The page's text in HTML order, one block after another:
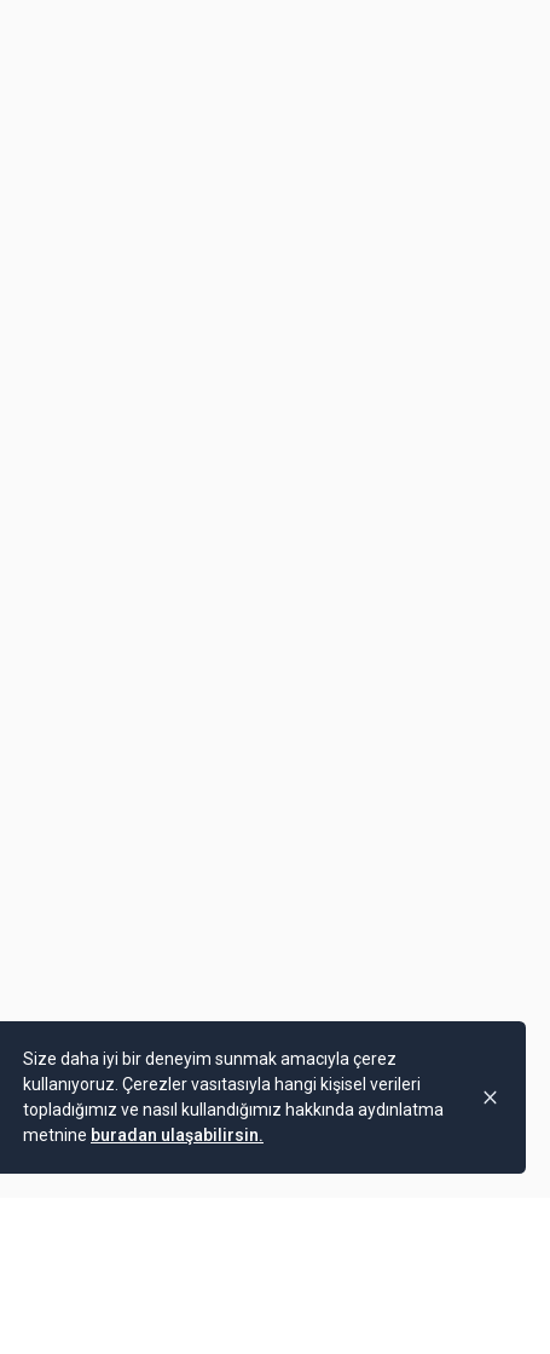
Size daha iyi bir deneyim sunmak amacıyla çerez
kullanıyoruz. Çerezler vasıtasıyla hangi kişisel verileri
topladığımız ve nasıl kullandığımız hakkında aydınlatma
metnine buradan ulaşabilirsin.